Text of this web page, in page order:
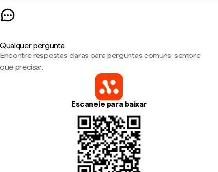
Qualquer pergunta
Encontre respostas claras para perguntas comuns, sempre
que precisar.
Escaneie para baixar